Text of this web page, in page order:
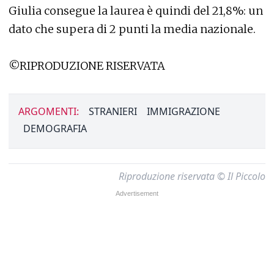
Giulia consegue la laurea è quindi del 21,8%: un
dato che supera di 2 punti la media nazionale.
©RIPRODUZIONE RISERVATA
ARGOMENTI: STRANIERI
IMMIGRAZIONE
DEMOGRAFIA
Riproduzione riservata © Il Piccolo